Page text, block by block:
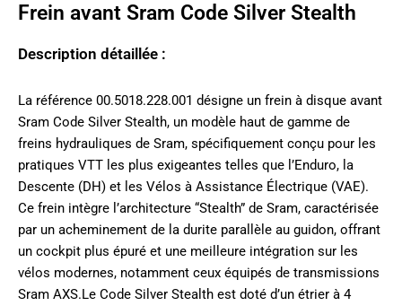
Frein avant Sram Code Silver Stealth
Description détaillée :
La référence 00.5018.228.001 désigne un frein à disque avant
Sram Code Silver Stealth, un modèle haut de gamme de
freins hydrauliques de Sram, spécifiquement conçu pour les
pratiques VTT les plus exigeantes telles que l’Enduro, la
Descente (DH) et les Vélos à Assistance Électrique (VAE).
Ce frein intègre l’architecture “Stealth” de Sram, caractérisée
par un acheminement de la durite parallèle au guidon, offrant
un cockpit plus épuré et une meilleure intégration sur les
vélos modernes, notamment ceux équipés de transmissions
Sram AXS.Le Code Silver Stealth est doté d’un étrier à 4